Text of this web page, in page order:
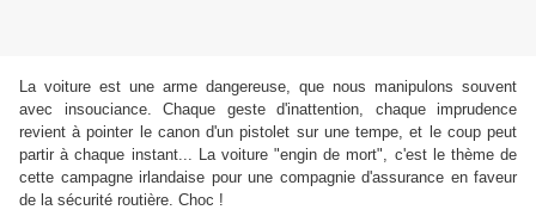
La voiture est une arme dangereuse, que nous manipulons souvent
avec insouciance. Chaque geste d'inattention, chaque imprudence
revient à pointer le canon d'un pistolet sur une tempe, et le coup peut
partir à chaque instant... La voiture "engin de mort", c'est le thème de
cette campagne irlandaise pour une compagnie d'assurance en faveur
de la sécurité routière. Choc !